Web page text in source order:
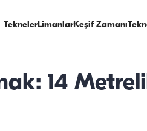
TeknelerLimanlarKeşif Zamanı
14